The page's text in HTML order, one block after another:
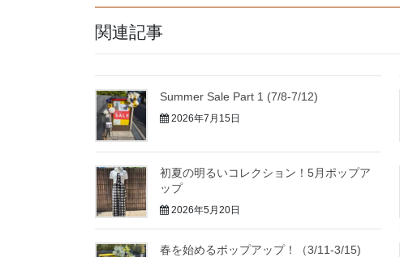
関連記事
Summer Sale Part 1 (7/8-7/12)
2026年7月15日
初夏の明るいコレクション！5月ポップア
ップ
2026年5月20日
春を始めるポップアップ！（3/11-3/15)